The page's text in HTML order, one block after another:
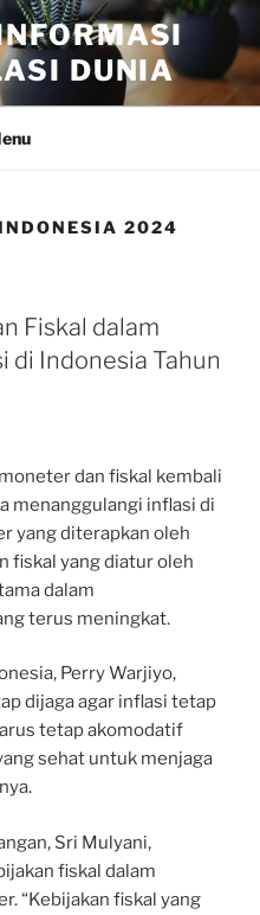
DUNIA
2024
Fiskal dalam
di Indonesia Tahun
dan fiskal kembali
menanggulangi inflasi di
yang diterapkan oleh
fiskal yang diatur oleh
dalam
terus meningkat.
Perry Warjiyo,
dijaga agar inflasi tetap
tetap akomodatif
sehat untuk menjaga
Sri Mulyani,
fiskal dalam
“Kebijakan fiskal yang